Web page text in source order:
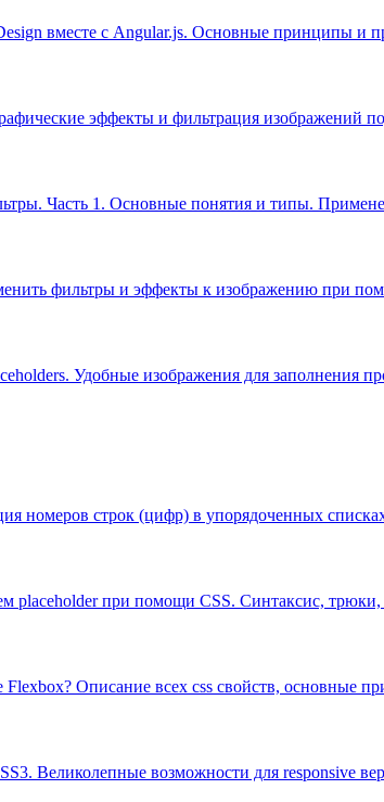
вместе с Angular.js. Основные принципы и
эффекты и фильтрация изображений
Часть 1. Основные понятия и типы.
фильтры и эффекты к изображению при
Удобные изображения для заполнения
номеров строк (цифр) в упорядоченных
placeholder при помощи CSS. Синтаксис,
Flexbox? Описание всех css свойств, основные
Великолепные возможности для responsive